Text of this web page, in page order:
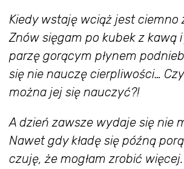
Kiedy wstaję wciąż jest ciemno
Znów sięgam po kubek z kawą
parzę gorącym płynem
się nie nauczę cierpliwości…
można jej się nauczyć?!
A dzień zawsze wydaje się nie
Nawet gdy kładę się późną
czuję, że mogłam zrobić więcej.